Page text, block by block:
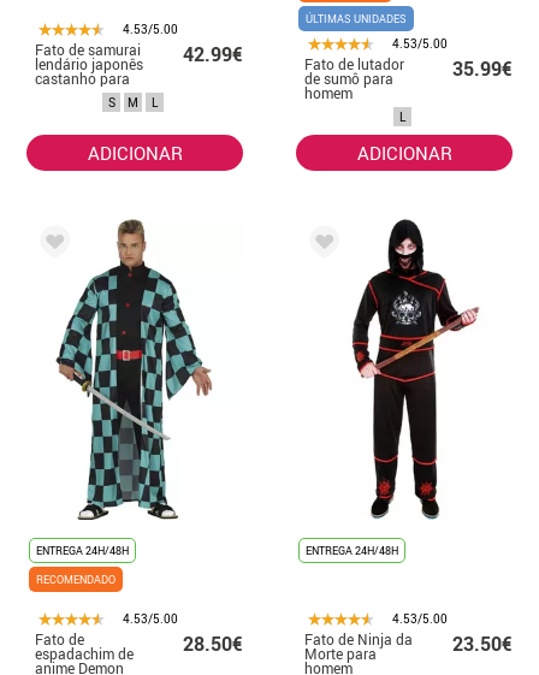
4.53/5.00
Fato de samurai
lendário japonês
castanho para
42.99€
S M L
ADICIONAR
ÚLTIMAS UNIDADES
4.53/5.00
Fato de lutador
de sumô para
homem
35.99€
L
ADICIONAR
ENTREGA 24H/48H
RECOMENDADO
4.53/5.00
Fato de
espadachim de
anime Demon
28.50€
ENTREGA 24H/48H
4.53/5.00
Fato de Ninja da
Morte para
homem
23.50€